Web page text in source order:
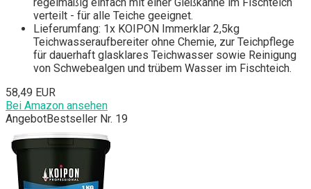
verteilt - für alle Teiche geeignet.
Lieferumfang: 1x KOIPON Immerklar 2,5kg
Teichwasseraufbereiter ohne Chemie, zur Teichpflege
für dauerhaft glasklares Teichwasser sowie Reinigung
von Schwebealgen und trübem Wasser im Fischteich.
58,49 EUR
Bei Amazon ansehen
AngebotBestseller Nr. 19